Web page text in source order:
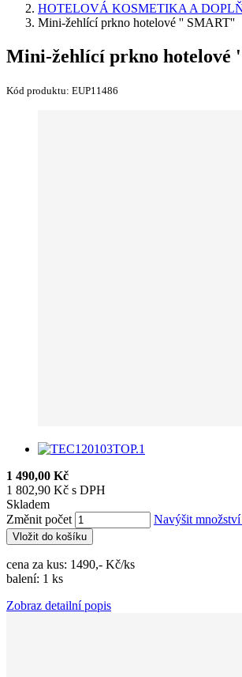
HOTELOVÁ KOSMETIKA A
Mini-žehlící prkno hotelové '' SMART''
Mini-žehlící prkno hotelové
Kód produktu: EUP11486
1 490,00 Kč
1 802,90 Kč s DPH
Skladem
Změnit počet
Navýšit množství
Vložit do košíku
cena za kus: 1490,- Kč/ks
balení: 1 ks
Zobraz detailní popis